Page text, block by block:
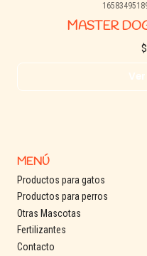
MASTER
MENÚ
Productos para gatos
Productos para perros
Otras Mascotas
Fertilizantes
Contacto